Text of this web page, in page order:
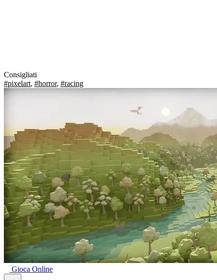
Consigliati
#pixelart, #horror, #racing
Gioca Online